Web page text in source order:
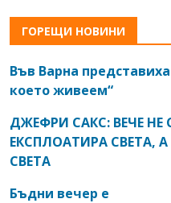
ГОРЕЩИ НОВИНИ
Във Варна
което живеем“
ДЖЕФРИ САКС: ВЕЧЕ
ЕКСПЛОАТИРА СВЕТА,
СВЕТА
Бъдни вечер е